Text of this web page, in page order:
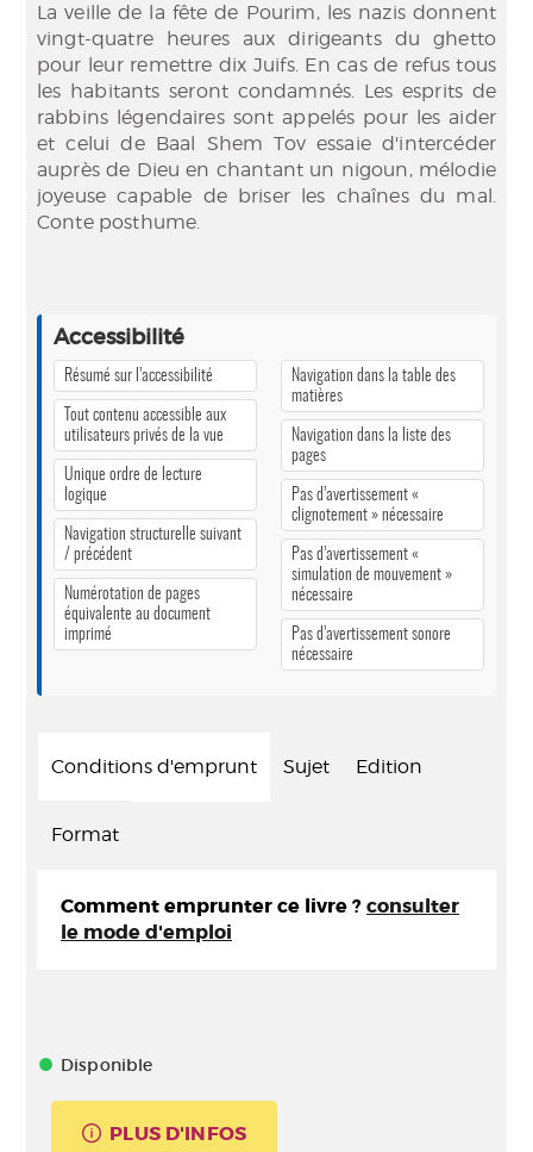
La veille de la fête de Pourim, les nazis donnent
vingt-quatre heures aux dirigeants du ghetto
pour leur remettre dix Juifs. En cas de refus tous
les habitants seront condamnés. Les esprits de
rabbins légendaires sont appelés pour les aider
et celui de Baal Shem Tov essaie d'intercéder
auprès de Dieu en chantant un nigoun, mélodie
joyeuse capable de briser les chaînes du mal.
Conte posthume.
Accessibilité
Résumé sur l’accessibilité
Tout contenu accessible aux
utilisateurs privés de la vue
Unique ordre de lecture
logique
Navigation structurelle suivant
/ précédent
Numérotation de pages
équivalente au document
imprimé
Navigation dans la table des
matières
Navigation dans la liste des
pages
Pas d’avertissement «
clignotement » nécessaire
Pas d’avertissement «
simulation de mouvement »
nécessaire
Pas d’avertissement sonore
nécessaire
Conditions d'emprunt Sujet Edition
Format
Comment emprunter ce livre ? consulter
le mode d'emploi
Disponible
PLUS D'INFOS